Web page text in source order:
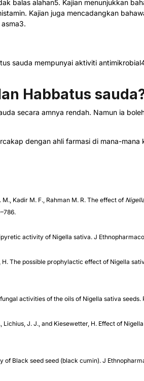
balas alahan5. Kajian menunjukkan
Kajian juga mencadangkan
sauda mempunyai aktiviti
Habbatus
secara amnya rendah. Namun ia
dengan ahli farmasi di mana-
Kadir M. F., Rahman M. R. The effect of
activity of Nigella sativa. J
H. The possible prophylactic effect of Nigella
activities of the oils of Nigella sativa
Lichius, J. J., and Kiesewetter, H. Effect of
Black seed seed (black cumin). J